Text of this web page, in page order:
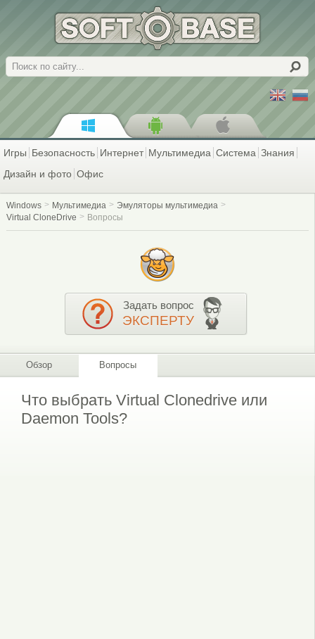
Поиск
Игры Безопасность Интернет Мультимедиа Система Знания
Дизайн и фото Офис
Windows Мультимедиа
Эмуляторы мультимедиа
Virtual CloneDrive
Вопросы
Задать вопрос
ЭКСПЕРТУ
Обзор Вопросы
Что выбрать Virtual Clonedrive или
Daemon Tools?